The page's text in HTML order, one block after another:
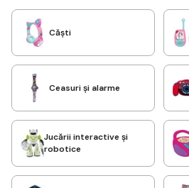
Căști
Ceasuri și alarme
Jucării interactive și
robotice